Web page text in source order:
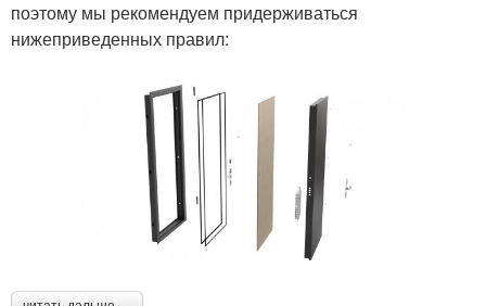
поэтому мы рекомендуем придерживаться
нижеприведенных правил: